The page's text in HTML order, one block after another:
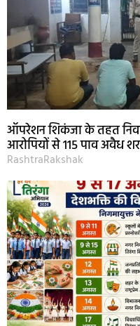
ऑपरेशन शिकंजा के तहत
आरोपियों से 115 पाव अवैध
RashtraRakshak